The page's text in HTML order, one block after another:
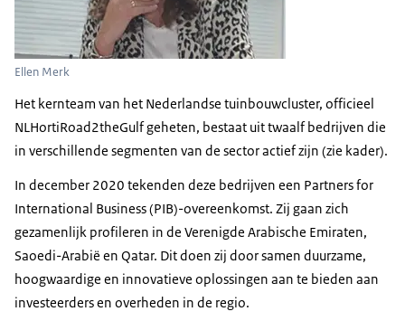
Ellen Merk
Het kernteam van het Nederlandse tuinbouwcluster, officieel
NLHortiRoad2theGulfgeheten, bestaat uit twaalf bedrijven die
in verschillende segmenten van de sector actief zijn (zie kader).
In december 2020 tekenden deze bedrijven een Partners for
International Business (PIB)-overeenkomst. Zij gaan zich
gezamenlijk profileren in de Verenigde Arabische Emiraten,
Saoedi-Arabië en Qatar. Dit doen zij door samen duurzame,
hoogwaardige en innovatieve oplossingen aan te bieden aan
investeerders en overheden in de regio.